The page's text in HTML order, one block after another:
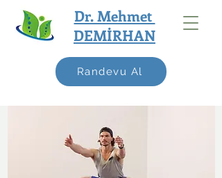
Dr. Mehmet
DEMİRHAN
Randevu Al